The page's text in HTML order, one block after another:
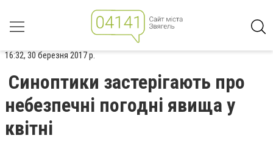
16:32, 30 березня 2017 р.
Синоптики застерігають про
небезпечні погодні явища у
квітні